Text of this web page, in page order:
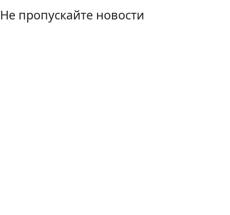
Не пропускайте новости